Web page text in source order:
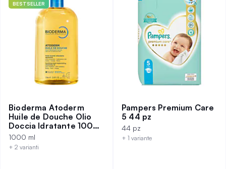
BESTSELLER
Bioderma Atoderm
Huile de Douche Olio
Doccia Idratante 1000
ml
1000 ml
+ 2 varianti
Pampers Premium Care
5 44 pz
44 pz
+ 1 variante